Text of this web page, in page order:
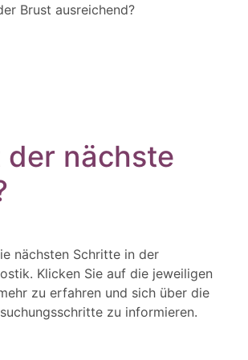
Brust ausreichend?
der nächste
nächsten Schritte in der
Klicken Sie auf die jeweiligen
zu erfahren und sich über die
zu informieren.